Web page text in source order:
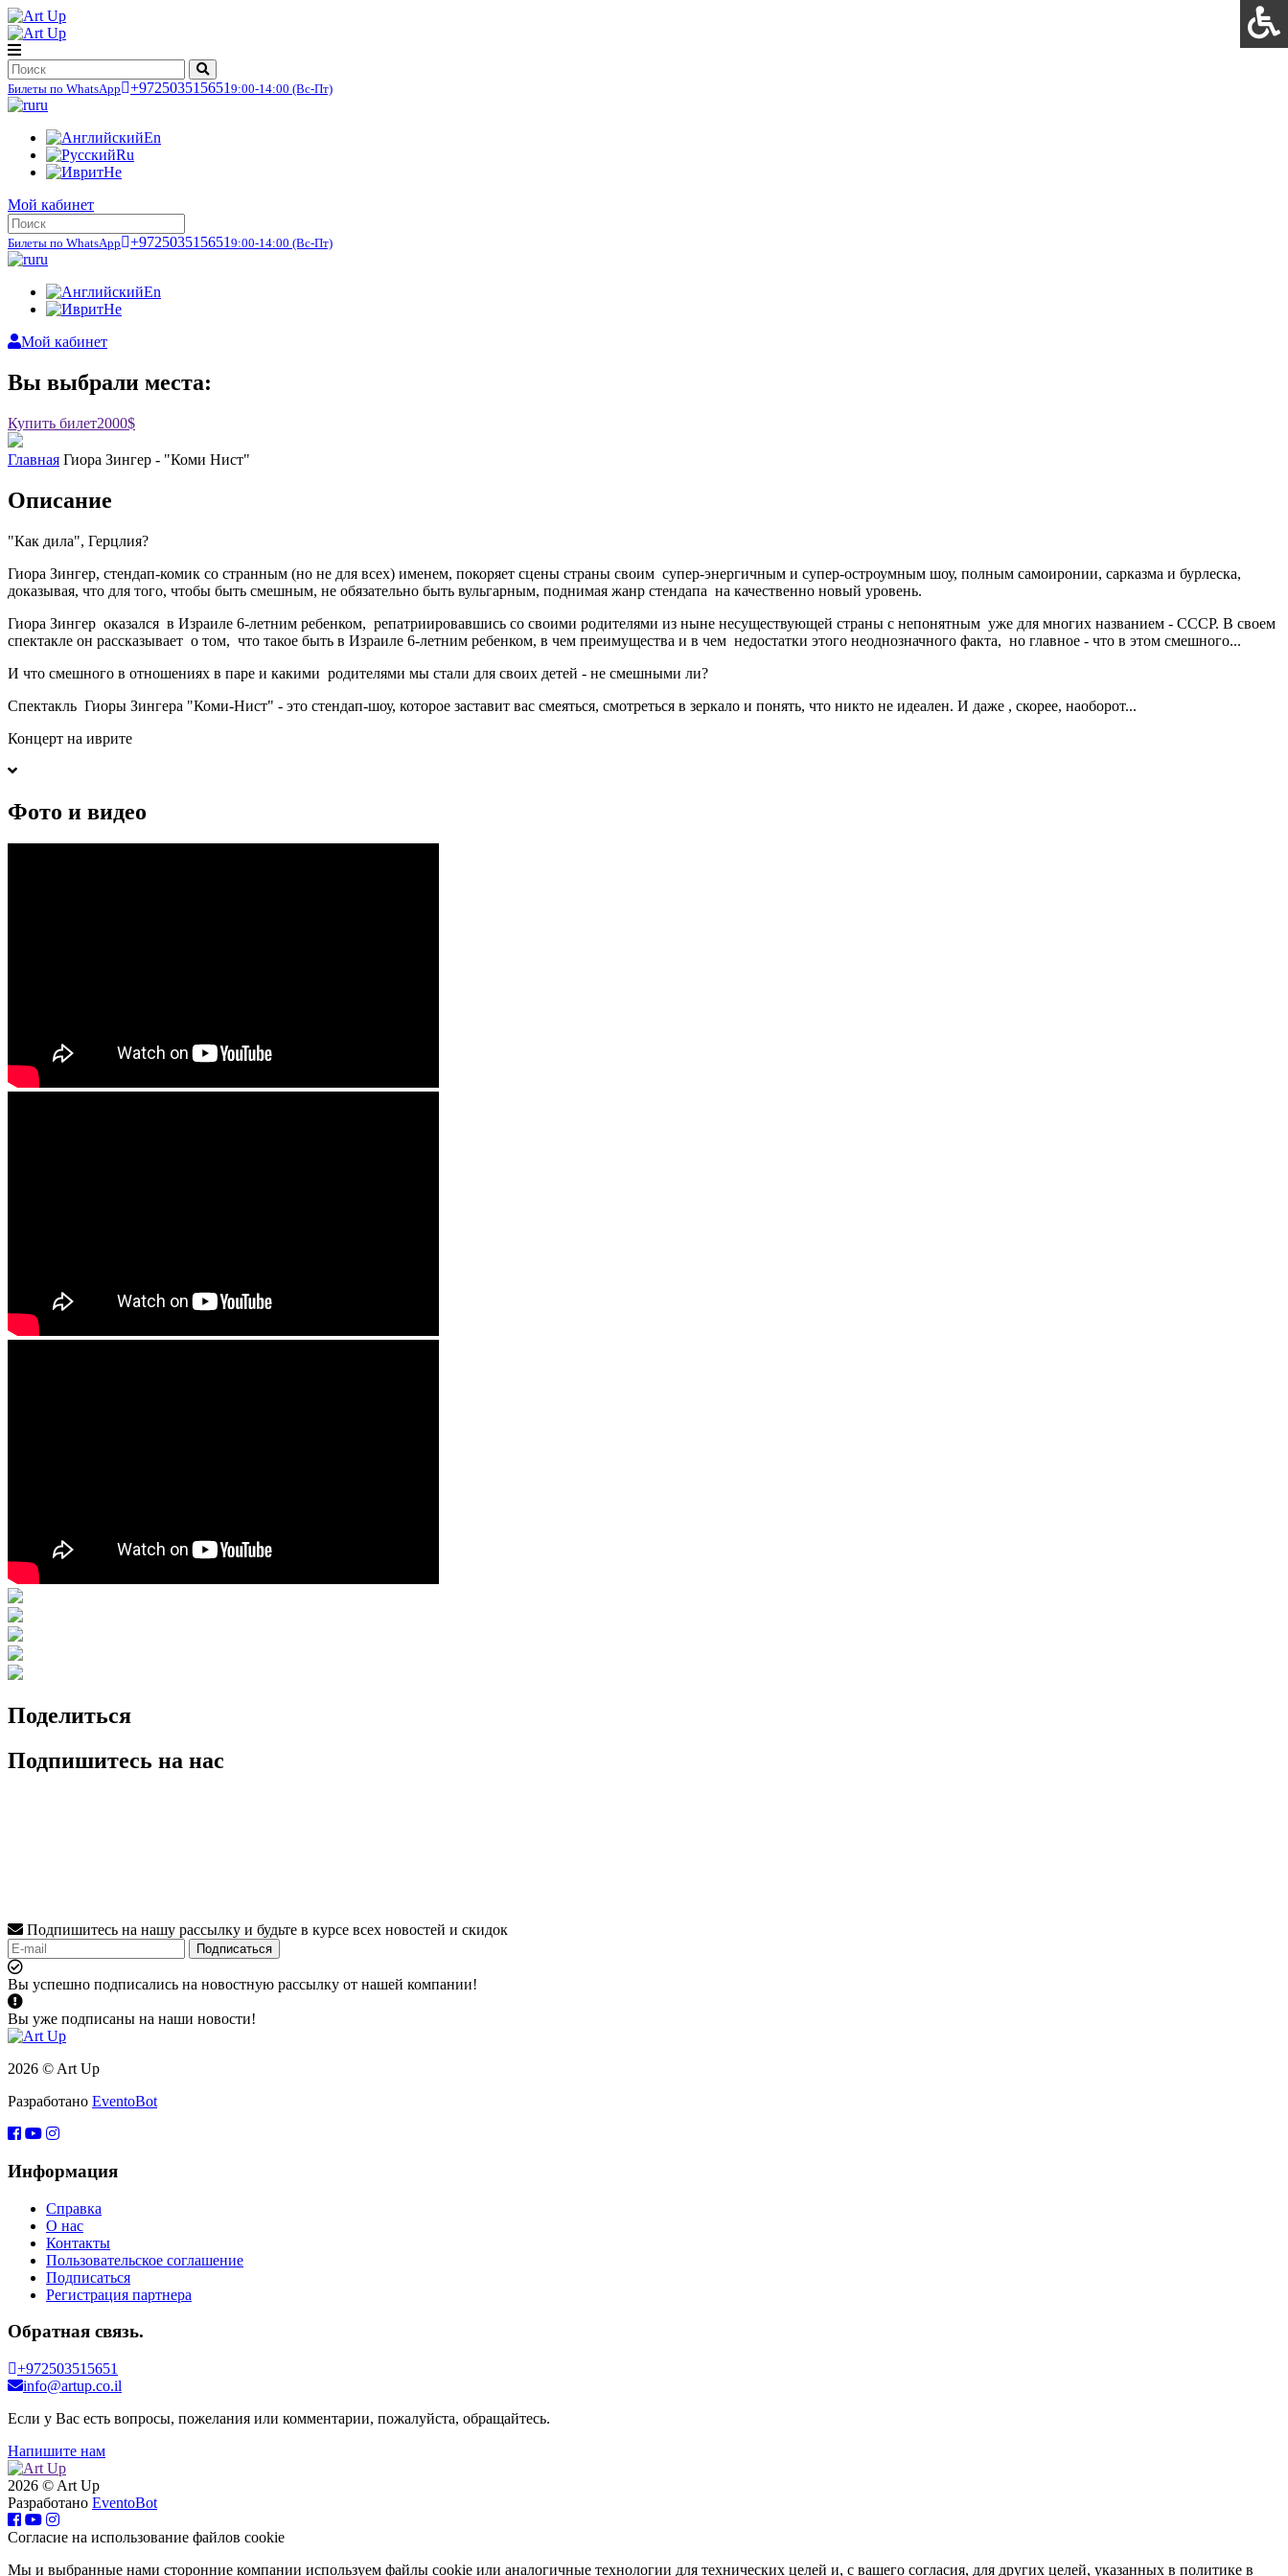
Билеты по WhatsApp +972503515651 9:00-14:00 (Вс-Пт)
ru
En
Ru
He
Мой кабинет
Билеты по WhatsApp +972503515651 9:00-14:00 (Вс-Пт)
ru
En
He
Мой кабинет
Вы выбрали места:
Купить билет2000$
Главная Гиора Зингер - "Коми Нист"
Описание
"Как дила", Герцлия?
Гиора Зингер, стендап-комик со странным (но не для всех) именем, покоряет сцены страны своим супер-энергичным и супер-остроумным шоу, полным самоиронии, сарказма и бурлеска,
доказывая, что для того, чтобы быть смешным, не обязательно быть вульгарным, поднимая жанр стендапа на качественно новый уровень.
Гиора Зингер оказался в Израиле 6-летним ребенком, репатриировавшись со своими родителями из ныне несуществующей страны с непонятным уже для многих названием - СССР. В своем
спектакле он рассказывает о том, что такое быть в Израиле 6-летним ребенком, в чем преимущества и в чем недостатки этого неоднозначного факта, но главное - что в этом смешного...
И что смешного в отношениях в паре и какими родителями мы стали для своих детей - не смешными ли?
Спектакль Гиоры Зингера "Коми-Нист" - это стендап-шоу, которое заставит вас смеяться, смотреться в зеркало и понять, что никто не идеален. И даже , скорее, наоборот...
Концерт на иврите
Фото и видео
Поделиться
Подпишитесь на нас
Подпишитесь на нашу рассылку и будьте в курсе всех новостей и скидок
Подписаться
Вы успешно подписались на новостную рассылку от нашей компании!
Вы уже подписаны на наши новости!
2026 © Art Up
Разработано EventoBot
Информация
Справка
О нас
Контакты
Пользовательское соглашение
Подписаться
Регистрация партнера
Обратная связь.
+972503515651
info@artup.co.il
Если у Вас есть вопросы, пожелания или комментарии, пожалуйста, обращайтесь.
Напишите нам
2026 © Art Up
Разработано EventoBot
Cогласие на использование файлов cookie
Мы и выбранные нами сторонние компании используем файлы cookie или аналогичные технологии для технических целей и, с вашего согласия, для других целей, указанных в политике в